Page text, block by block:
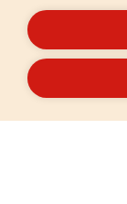
© 2026